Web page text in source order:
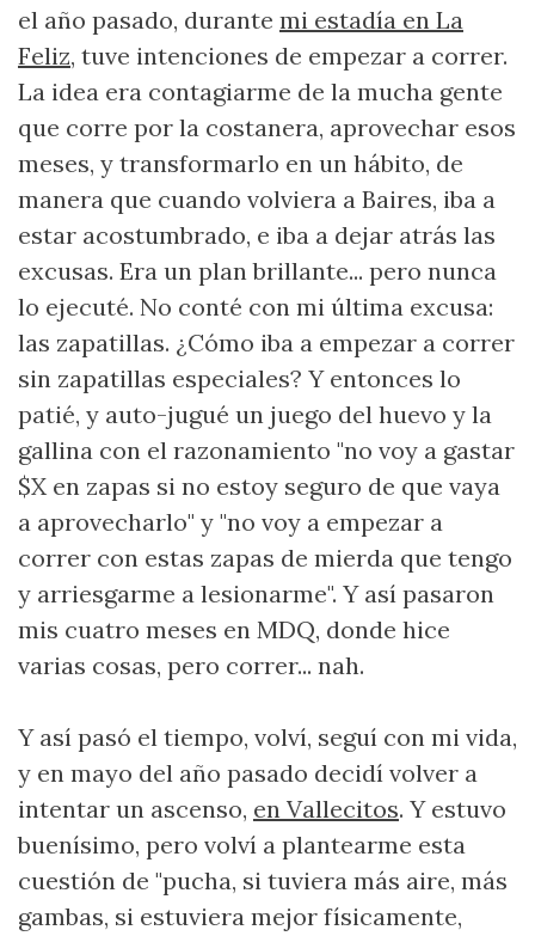
el año pasado, durante mi estadía en La
Feliz, tuve intenciones de empezar a correr.
La idea era contagiarme de la mucha gente
que corre por la costanera, aprovechar esos
meses, y transformarlo en un hábito, de
manera que cuando volviera a Baires, iba a
estar acostumbrado, e iba a dejar atrás las
excusas. Era un plan brillante... pero nunca
lo ejecuté. No conté con mi última excusa:
las zapatillas. ¿Cómo iba a empezar a correr
sin zapatillas especiales? Y entonces lo
patié, y auto-jugué un juego del huevo y la
gallina con el razonamiento "no voy a gastar
$X en zapas si no estoy seguro de que vaya
a aprovecharlo" y "no voy a empezar a
correr con estas zapas de mierda que tengo
y arriesgarme a lesionarme". Y así pasaron
mis cuatro meses en MDQ, donde hice
varias cosas, pero correr... nah.
Y así pasó el tiempo, volví, seguí con mi vida,
y en mayo del año pasado decidí volver a
intentar un ascenso, en Vallecitos. Y estuvo
buenísimo, pero volví a plantearme esta
cuestión de "pucha, si tuviera más aire, más
gambas, si estuviera mejor físicamente,